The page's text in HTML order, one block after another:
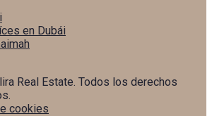
en Dubái
Real Estate. Todos los derechos
cookies